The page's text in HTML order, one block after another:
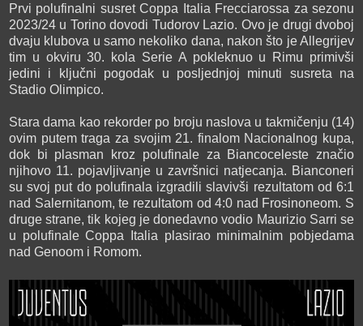
Prvi polufinalni susret Coppa Italia Frecciarossa za sezonu
2023/24 u Torino dovodi Tudorov Lazio. Ovo je drugi dvoboj
dvaju klubova u samo nekoliko dana, nakon što je Allegrijev
tim u okviru 30. kola Serie A pokleknuo u Rimu primivši
jedini i ključni pogodak u posljednjoj minuti susreta na
Stadio Olimpico.
Stara dama kao rekorder po broju naslova u takmičenju (14)
ovim putem traga za svojim 21. finalom Nacionalnog kupa,
dok bi plasman kroz polufinale za Biancoceleste značio
njihovo 11. pojavljivanje u završnici natjecanja. Bianconeri
su svoj put do polufinala izgradili slavivši rezultatom od 6:1
nad Salernitanom, te rezultatom od 4:0 nad Frosinoneom. S
druge strane, tik kojeg je donedavno vodio Maurizio Sarri se
u polufinale Coppa Italia plasirao minimalnim pobjedama
nad Genoom i Romom.